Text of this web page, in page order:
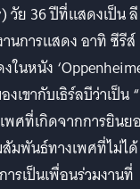
วัย 36 ปีที่แสดงเป็น ลี
นการแสดง อาทิ ซีรีส์
ในหนัง
เขากับเธิร์ลบีว่าเป็น
ศที่เกิดจากการยินย
มพันธ์ทางเพศที่ไม่ได้
รเป็นเพื่อนร่วมงานที่